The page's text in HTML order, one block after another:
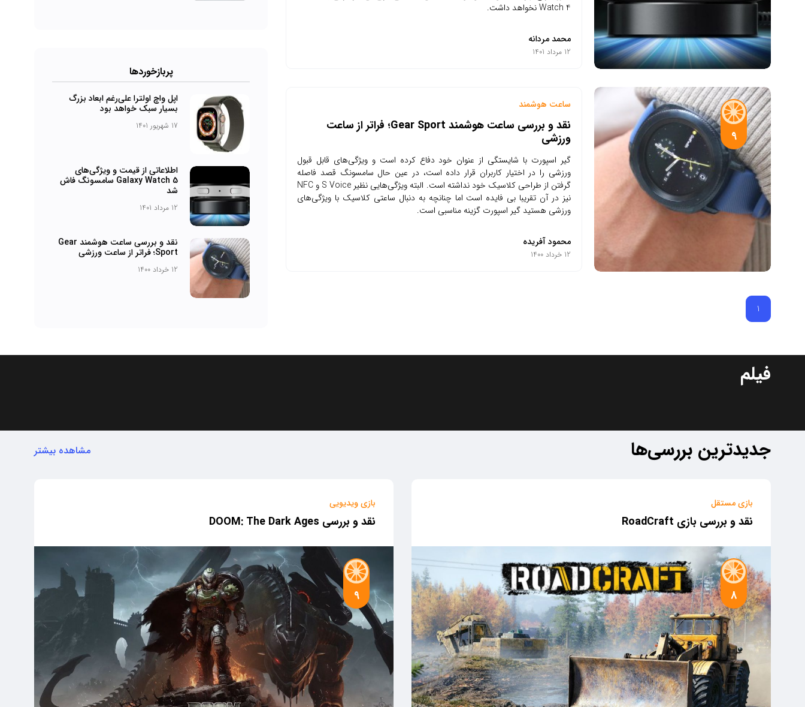
Watch 4 نخواهد داشت.
محمد مردانه
12 مرداد 1401
9
ساعت هوشمند
نقد و بررسی ساعت هوشمند Gear Sport؛ فراتر از ساعت
ورزشی
گیر اسپورت با شایستگی از عنوان خود دفاع کرده است و ویژگی‌های قابل قبول
ورزشی را در اختیار کاربران قرار داده است، در عین حال سامسونگ قصد فاصله
گرفتن از طراحی کلاسیک خود نداشته است. البته ویژگی‌هایی نظیر S Voice و NFC
نیز در آن تقریبا بی فایده است اما چنانچه به دنبال ساعتی کلاسیک با ویژگی‌های
ورزشی هستید گیر اسپورت گزینه مناسبی است.
محمود آفریده
12 خرداد 1400
1
پربازخورد‌ها
اپل واچ اولترا علی‌رغم ابعاد بزرگ
بسیار سبک خواهد بود
17 شهریور 1401
اطلاعاتی از قیمت و ویژگی‌های
Galaxy Watch 5 سامسونگ فاش
شد
12 مرداد 1401
نقد و بررسی ساعت هوشمند Gear
Sport؛ فراتر از ساعت ورزشی
12 خرداد 1400
فیلم
جدیدترین بررسی‌ها مشاهده بیشتر
بازی مستقل
نقد و بررسی بازی RoadCraft
8
بازی ویدیویی
نقد و بررسی DOOM: The Dark Ages
9